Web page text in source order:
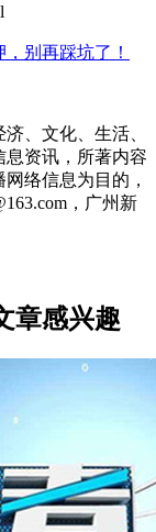
别再踩坑了！
、文化、生活、
息资讯，所著内容
络信息为目的，
，广州新
章感兴趣